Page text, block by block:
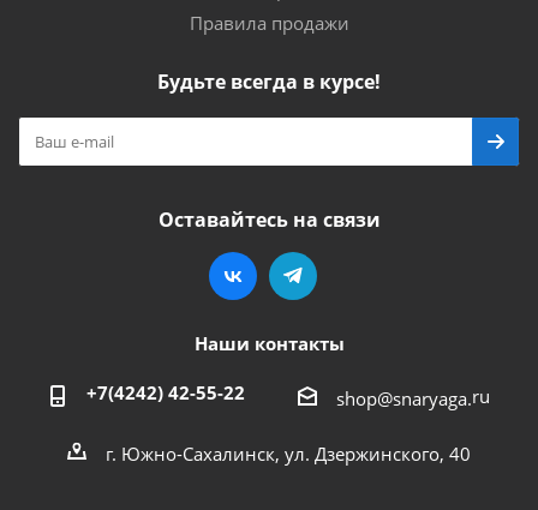
Правила продажи
Будьте всегда в курсе!
Оставайтесь на связи
Наши контакты
+7(4242) 42-55-22 shop@snaryaga.ru
г. Южно-Сахалинск, ул. Дзержинского, 40